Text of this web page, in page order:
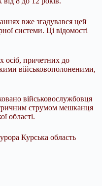
вже згадувався цей
системи. Ці відомості
осіб, причетних до
військовополоненими,
військовослужбовця
струмом мешканця
області.
Курська область